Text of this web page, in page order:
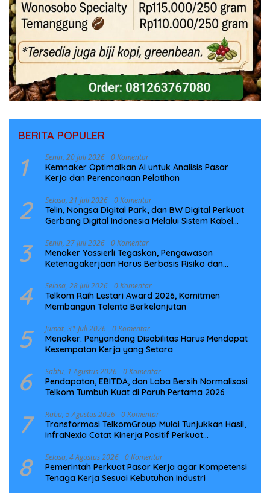
BERITA POPULER
1 Senin, 20 Juli 2026 0 Komentar
Kemnaker Optimalkan AI untuk Analisis Pasar
Kerja dan Perencanaan Pelatihan
2 Selasa, 21 Juli 2026 0 Komentar
Telin, Nongsa Digital Park, dan BW Digital Perkuat
Gerbang Digital Indonesia Melalui Sistem Kabel
3 Senin, 27 Juli 2026 0 Komentar
Menaker Yassierli Tegaskan, Pengawasan
Ketenagakerjaan Harus Berbasis Risiko dan
4 Selasa, 28 Juli 2026 0 Komentar
Telkom Raih Lestari Award 2026, Komitmen
Membangun Talenta Berkelanjutan
5 Jumat, 31 Juli 2026 0 Komentar
Menaker: Penyandang Disabilitas Harus Mendapat
Kesempatan Kerja yang Setara
6 Sabtu, 1 Agustus 2026 0 Komentar
Pendapatan, EBITDA, dan Laba Bersih Normalisasi
Telkom Tumbuh Kuat di Paruh Pertama 2026
7 Rabu, 5 Agustus 2026 0 Komentar
Transformasi TelkomGroup Mulai Tunjukkan Hasil,
InfraNexia Catat Kinerja Positif Perkuat
8 Selasa, 4 Agustus 2026 0 Komentar
Pemerintah Perkuat Pasar Kerja agar Kompetensi
Tenaga Kerja Sesuai Kebutuhan Industri